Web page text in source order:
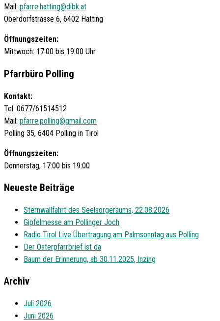
Mail: pfarre.hatting@dibk.at
Oberdorfstrasse 6, 6402 Hatting
Öffnungszeiten:
Mittwoch: 17:00 bis 19:00 Uhr
Pfarrbüro Polling
Kontakt:
Tel: 0677/61514512
Mail: pfarre.polling@gmail.com
Polling 35, 6404 Polling in Tirol
Öffnungszeiten:
Donnerstag, 17:00 bis 19:00
Neueste Beiträge
Sternwallfahrt des Seelsorgeraums, 22.08.2026
Gipfelmesse am Pollinger Joch
Radio Tirol Live Übertragung am Palmsonntag aus Polling
Der Osterpfarrbrief ist da
Baum der Erinnerung, ab 30.11.2025, Inzing
Archiv
Juli 2026
Juni 2026